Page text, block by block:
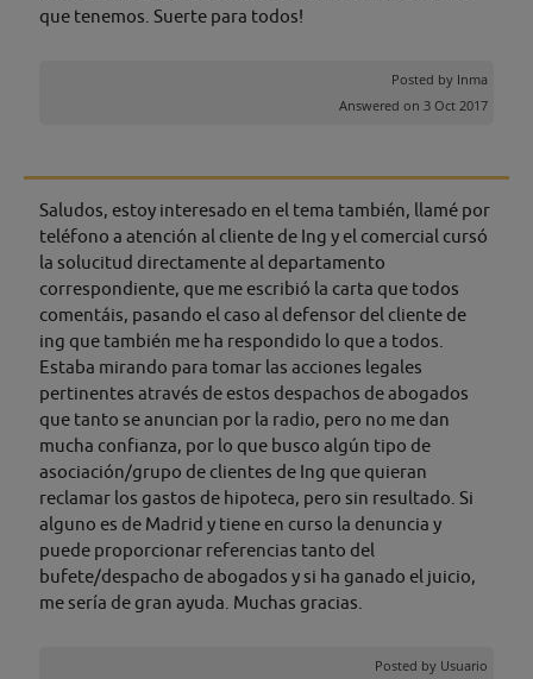
que tenemos. Suerte para todos!
Posted by Inma
Answered on 3 Oct 2017
Saludos, estoy interesado en el tema también, llamé por
teléfono a atención al cliente de Ing y el comercial cursó
la solucitud directamente al departamento
correspondiente, que me escribió la carta que todos
comentáis, pasando el caso al defensor del cliente de
ing que también me ha respondido lo que a todos.
Estaba mirando para tomar las acciones legales
pertinentes através de estos despachos de abogados
que tanto se anuncian por la radio, pero no me dan
mucha confianza, por lo que busco algún tipo de
asociación/grupo de clientes de Ing que quieran
reclamar los gastos de hipoteca, pero sin resultado. Si
alguno es de Madrid y tiene en curso la denuncia y
puede proporcionar referencias tanto del
bufete/despacho de abogados y si ha ganado el juicio,
me sería de gran ayuda. Muchas gracias.
Posted by Usuario